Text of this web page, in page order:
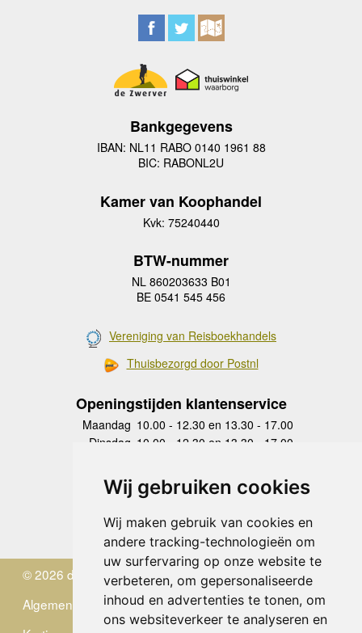
Wij gebruiken cookies
Wij maken gebruik van cookies en
andere tracking-technologieën om
uw surfervaring op onze website te
verbeteren, om gepersonaliseerde
inhoud en advertenties te tonen, om
ons websiteverkeer te analyseren en
Bankgegevens
IBAN: NL11 RABO 0140 1961 88
BIC: RABONL2U
Kamer van Koophandel
Kvk: 75240440
BTW-nummer
NL 860203633 B01
BE 0541 545 456
Vereniging van Reisboekhandels
Thuisbezorgd door Postnl
Openingstijden klantenservice
Maandag 10.00 - 12.30 en 13.30 - 17.00
Dinsdag 10.00 - 12.30 en 13.30 - 17.00
Donderdag
10.00 - 12.30 en 13.30 - 17.00
Vrijdag 10.00 - 12.30 en 13.30 - 17.00
Zaterdag
gesloten
Zondag gesloten
© 2026 de Zwerver
Algemene Voorwaarden